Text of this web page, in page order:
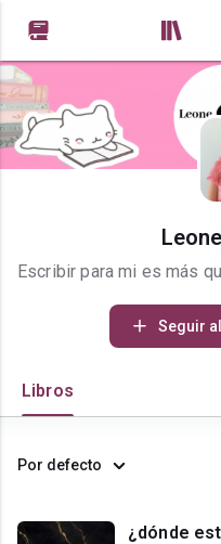
Libros
Por defecto
¿dónde